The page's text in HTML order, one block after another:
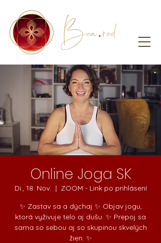
Online Joga SK
Di., 18. Nov.
  |
ZOOM - Link po prihlásení
✨ Zastav sa a dýchaj ✨ Objav jogu,
ktorá vyživuje telo aj dušu. ✨ Prepoj sa
sama so sebou aj so skupinou skvelých
žien. ✨